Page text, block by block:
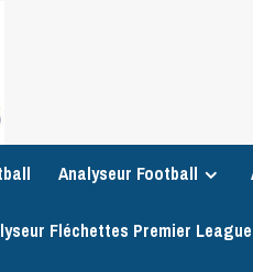
Analyseur Football
Fléchettes Premier League